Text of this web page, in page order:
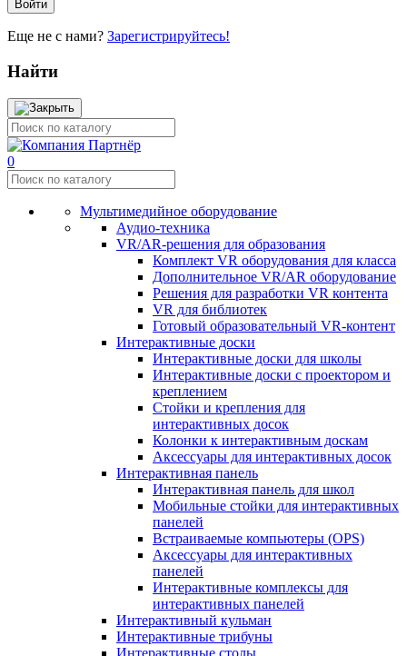
Еще не с нами? Зарегистрируйтесь!
Найти
0
Мультимедийное оборудование
Аудио-техника
VR/AR-решения для образования
Комплект VR оборудования для класса
Дополнительное VR/AR оборудование
Решения для разработки VR контента
VR для библиотек
Готовый образовательный VR-контент
Интерактивные доски
Интерактивные доски для школы
Интерактивные доски с проектором и
креплением
Стойки и крепления для
интерактивных досок
Колонки к интерактивным доскам
Аксессуары для интерактивных досок
Интерактивная панель
Интерактивная панель для школ
Мобильные стойки для интерактивных
панелей
Встраиваемые компьютеры (OPS)
Аксессуары для интерактивных
панелей
Интерактивные комплексы для
интерактивных панелей
Интерактивный кульман
Интерактивные трибуны